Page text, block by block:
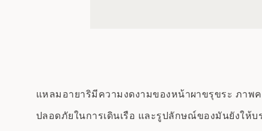
แหลมอายาริมีความงดงามของหน้าผาขรุขระ ภา
ปลอดภัยในการเดินเรือ และรูปลักษณ์ของมันยังให้